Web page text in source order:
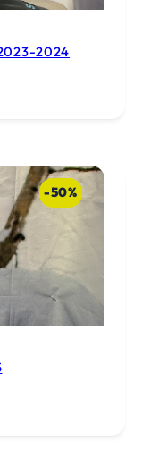
2024
-50%